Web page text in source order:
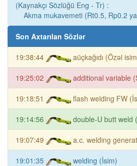
(Kaynakçı Sözlüğü Eng - Tr) :
Akma mukavemeti (Rt0.5, Rp0.2
Son Axtarılan Sözlər
19:38:44 aüçkağıdı (Özəl
19:25:02 additional variable
19:18:51 flash welding FW
19:14:56 double-U butt weld
19:07:49 a.c. welding
19:01:35 welding (İsim)